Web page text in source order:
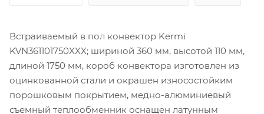
Встраиваемый в пол конвектор Kermi
KVN361101750XXX; шириной 360 мм, высотой 110 мм,
длиной 1750 мм, короб конвектора изготовлен из
оцинкованной стали и окрашен износостойким
порошковым покрытием, медно-алюминиевый
съемный теплообменник оснащен латунным